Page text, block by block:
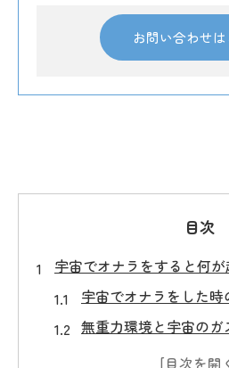
お問い合わせは
目次
宇宙でオナラをすると何
宇宙でオナラをした
無重力環境と宇宙の